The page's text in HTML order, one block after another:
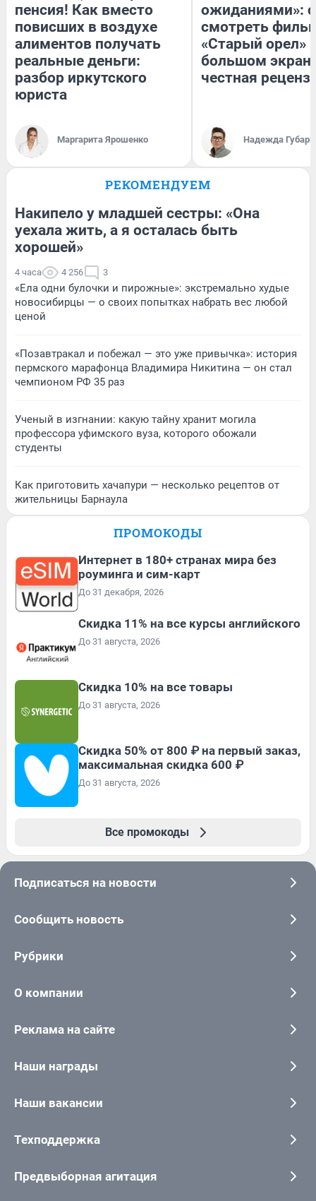
пенсия! Как вместо
повисших в воздухе
алиментов получать
реальные деньги:
разбор иркутского
юриста
Маргарита Ярошенко
ожиданиями»:
смотреть
«Старый орел»
большом
честная
Надежда Губарь
РЕКОМЕНДУЕМ
Накипело у младшей сестры: «Она
уехала жить, а я осталась быть
хорошей»
4 часа 4 256 3
«Ела одни булочки и пирожные»: экстремально худые
новосибирцы — о своих попытках набрать вес любой
ценой
«Позавтракал и побежал — это уже привычка»: история
пермского марафонца Владимира Никитина — он стал
чемпионом РФ 35 раз
Ученый в изгнании: какую тайну хранит могила
профессора уфимского вуза, которого обожали
студенты
Как приготовить хачапури — несколько рецептов от
жительницы Барнаула
ПРОМОКОДЫ
Интернет в 180+ странах мира без
роуминга и сим-карт
До 31 декабря, 2026
Скидка 11% на все курсы английского
До 31 августа, 2026
Скидка 10% на все товары
До 31 августа, 2026
Скидка 50% от 800 ₽ на первый заказ,
максимальная скидка 600 ₽
До 31 августа, 2026
Все промокоды
Подписаться на новости
Сообщить новость
Рубрики
О компании
Реклама на сайте
Наши награды
Наши вакансии
Техподдержка
Предвыборная агитация